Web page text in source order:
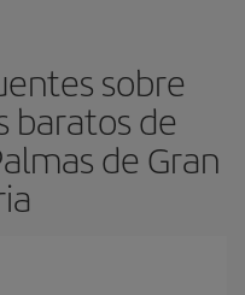
sobre
baratos de
de Gran